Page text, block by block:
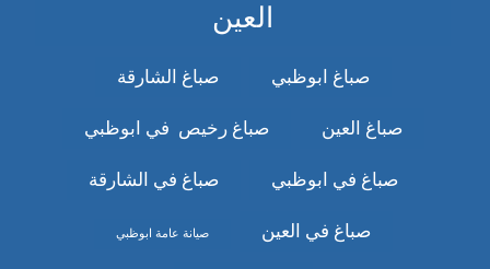
العين
صباغ ابوظبي صباغ الشارقة
صباغ العين صباغ رخيص في ابوظبي
صباغ في ابوظبي صباغ في الشارقة
صباغ في العين صيانة عامة ابوظبي